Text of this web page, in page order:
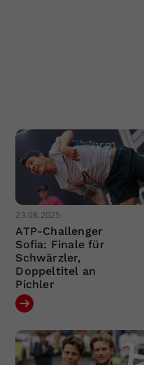
23.08.2025
ATP-Challenger
Sofia: Finale für
Schwärzler,
Doppeltitel an
Pichler